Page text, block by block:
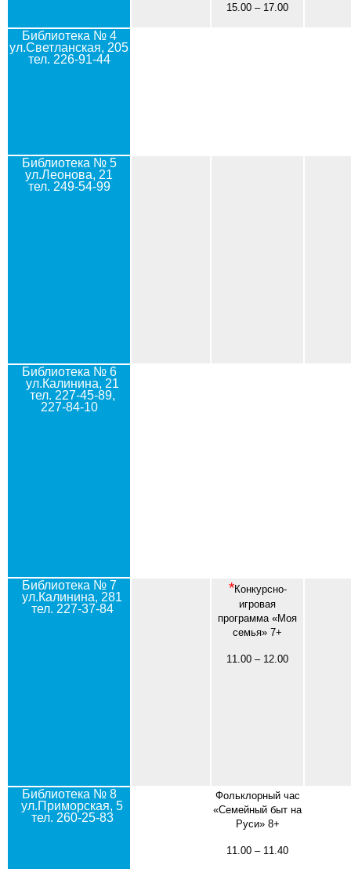
15.00 – 17.00
Библиотека № 4
ул.Светланская, 205
тел. 226-91-44
Библиотека № 5
ул.Леонова, 21
тел. 249-54-99
Библиотека № 6
ул.Калинина, 21
тел. 227-45-89,
227-84-10
Библиотека № 7
ул.Калинина, 281
тел. 227-37-84
*Конкурсно-
игровая
программа «Моя
семья» 7+
11.00 – 12.00
Библиотека № 8
ул.Приморская, 5
тел. 260-25-83
Фольклорный час
«Семейный быт на
Руси» 8+
11.00 – 11.40